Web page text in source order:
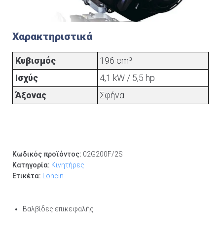
Χαρακτηριστικά
Κυβισμός
196 cm³
Ισχύς
4,1 kW / 5,5 hp
Άξονας
Σφήνα
Κωδικός προϊόντος: 02G200F/2S
Κατηγορία: Κινητήρες
Ετικέτα: Loncin
Βαλβίδες επικεφαλής